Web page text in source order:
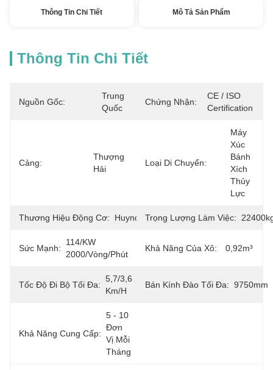
Thông Tin Chi Tiết Mô Tả Sản Phẩm
Thông Tin Chi Tiết
Nguồn Gốc:
Trung
Quốc
Chứng Nhận:
CE / ISO
Certification
Cảng:
Thượng
Hải
Loại Di Chuyển:
Máy
Xúc
Bánh
Xích
Thủy
Lực
Thương Hiệu Động Cơ: HuyndaiTrọng Lượng Làm Việc:
Sức Mạnh:
114/kW
2000/vòng/phút
Khả Năng Của Xô: 0,92m³
Tốc Độ Đi Bộ Tối Đa:
5,7/3,6
Km/h
Bán Kính Đào Tối Đa: 9750mm
Khả Năng Cung Cấp:
5 - 10
Đơn
Vị Mỗi
Tháng